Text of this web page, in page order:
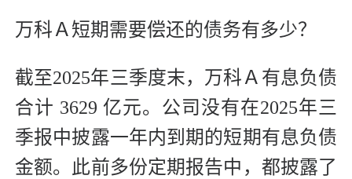
万科Ａ短期需要偿还的债务有多少？
截至2025年三季度末，万科Ａ有息负债
合计 3629 亿元。公司没有在2025年三
季报中披露一年内到期的短期有息负债
金额。此前多份定期报告中，都披露了